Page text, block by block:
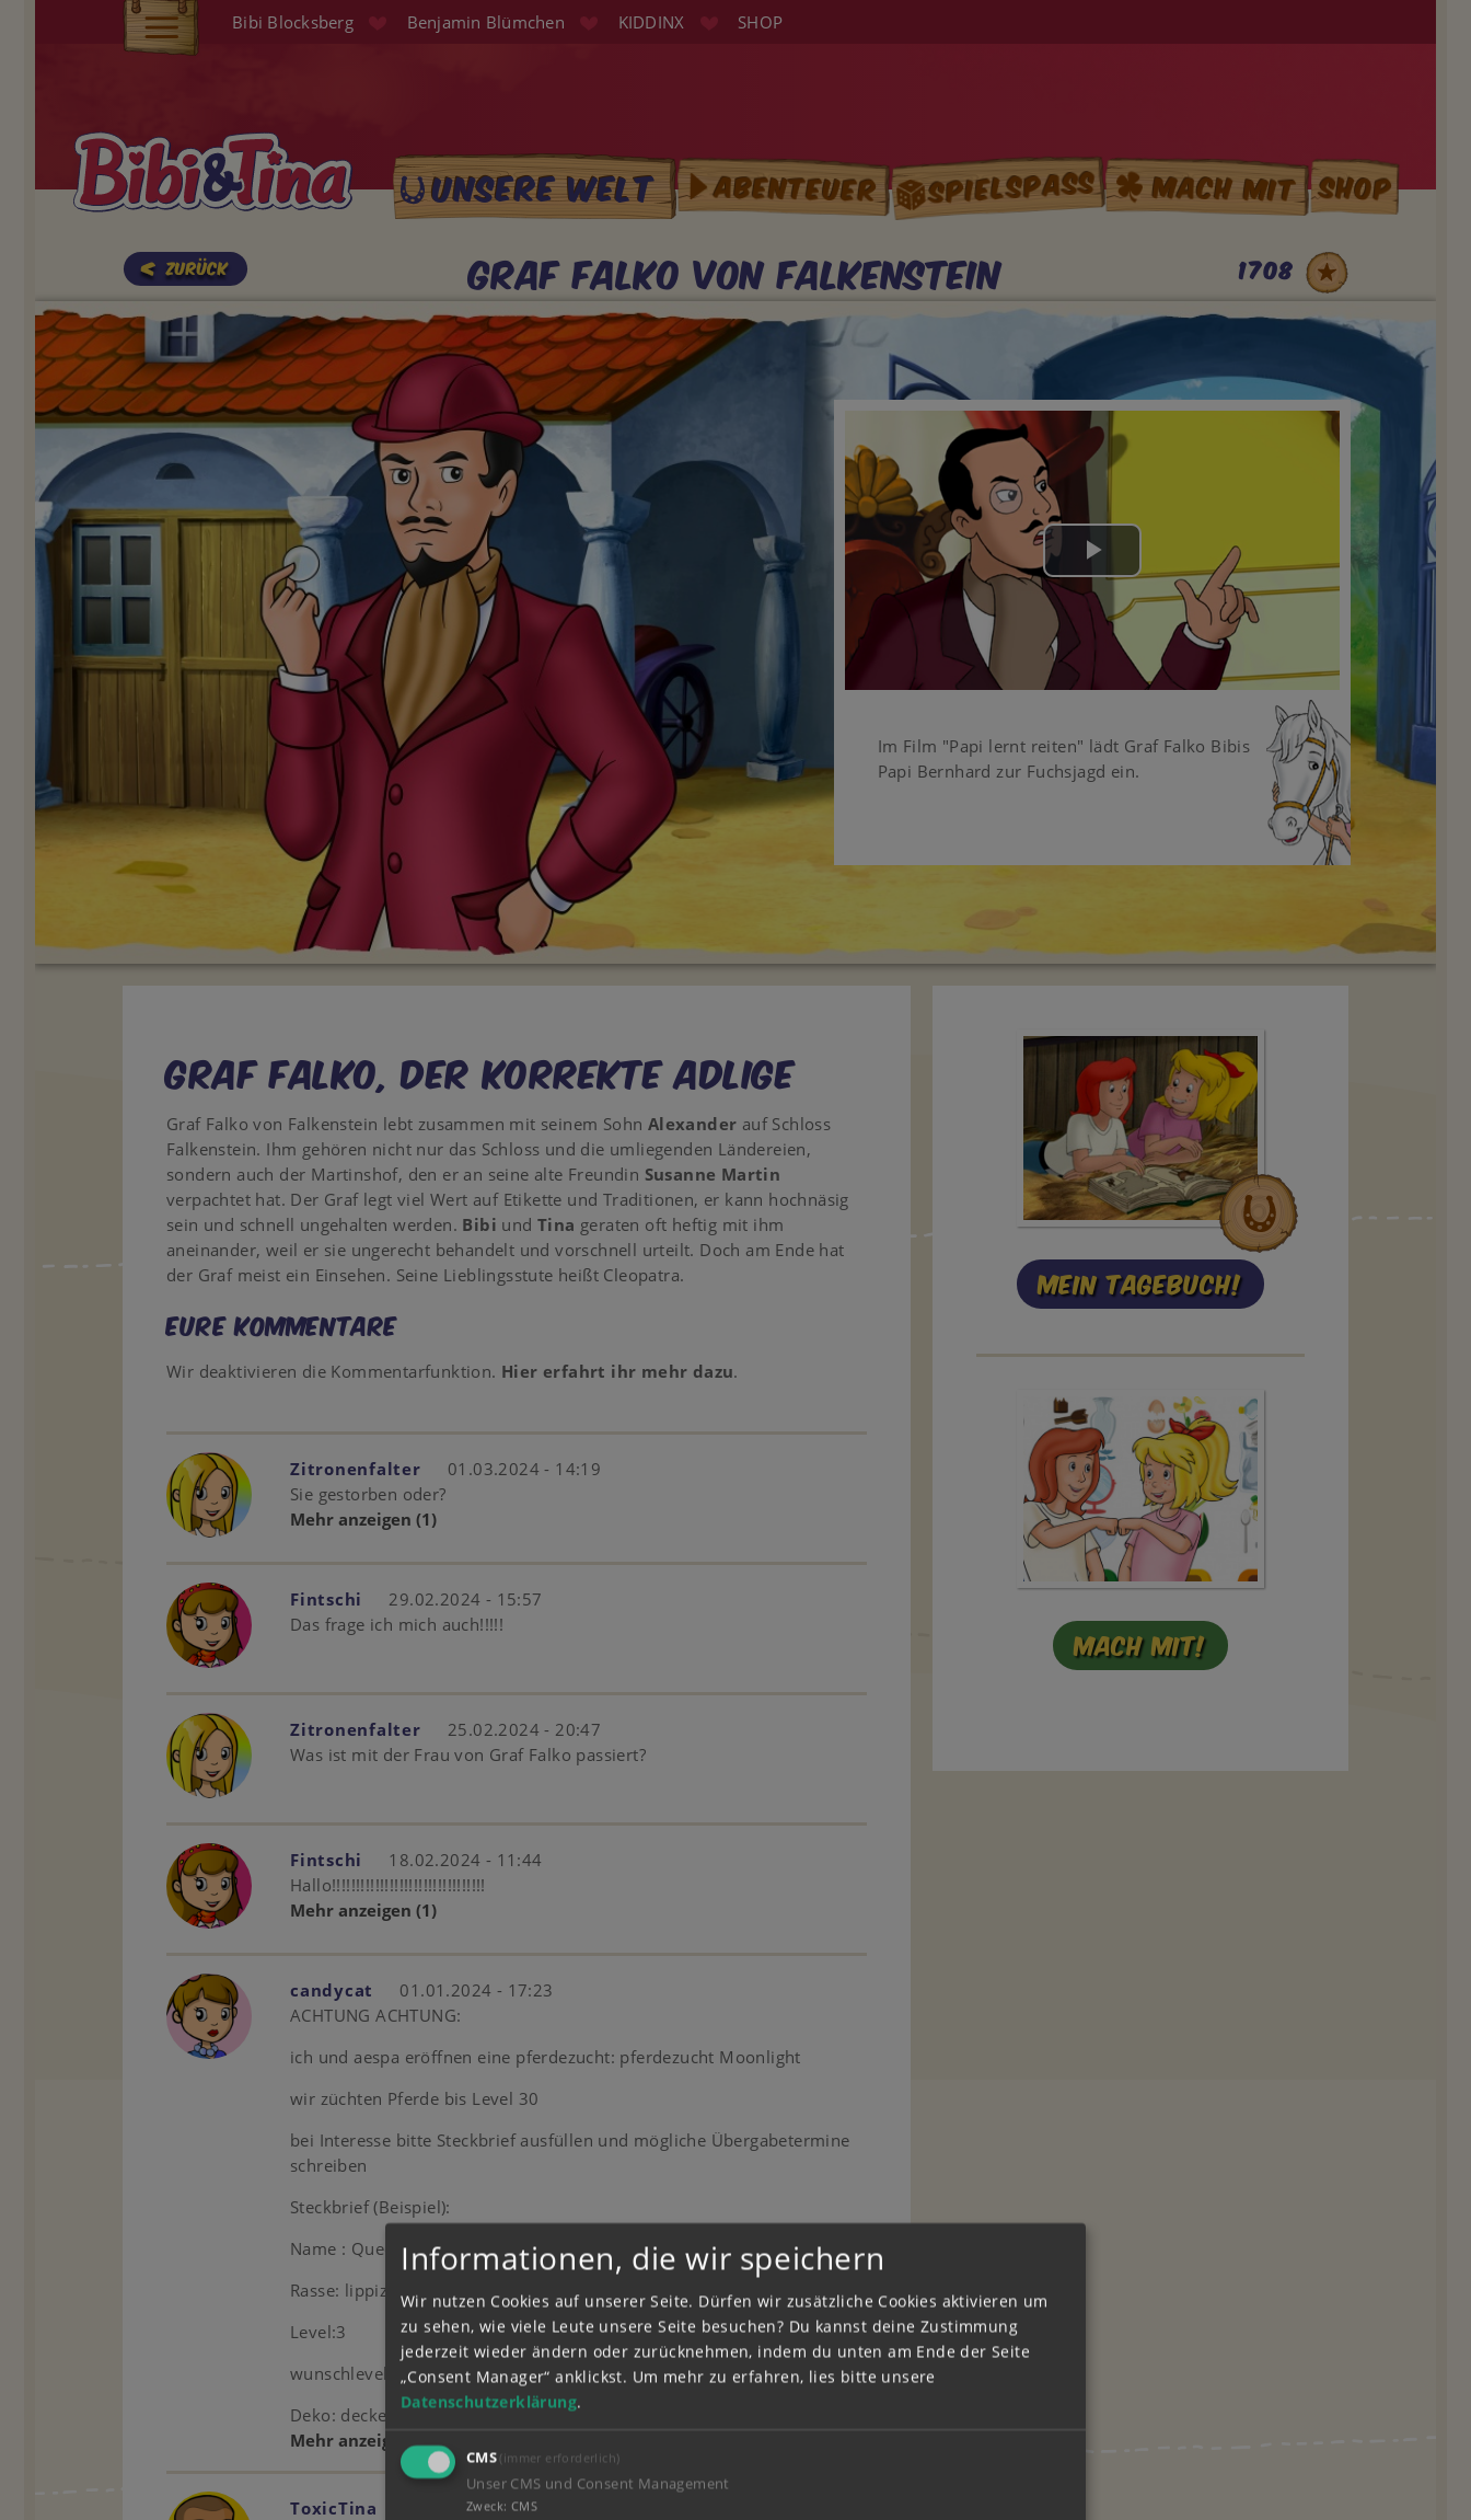
Elterninfo
Hörspiele
Audio (EN)
Bibi Blocksberg Benjamin Blümchen KIDDINX SHOP
Main
navigation
Unsere Welt Abenteuer Spielspass Mach mit Shop
Graf Falko von Falkenstein 1708
Play
Video
Im Film "Papi lernt reiten" lädt Graf Falko Bibis
Papi Bernhard zur Fuchsjagd ein.
Graf Falko, der korrekte Adlige
Graf Falko von Falkenstein lebt zusammen mit seinem Sohn Alexander auf Schloss
Falkenstein. Ihm gehören nicht nur das Schloss und die umliegenden Ländereien,
sondern auch der Martinshof, den er an seine alte Freundin Susanne Martin
verpachtet hat. Der Graf legt viel Wert auf Etikette und Traditionen, er kann hochnäsig
sein und schnell ungehalten werden. Bibi undTina geraten oft heftig mit ihm
aneinander, weil er sie ungerecht behandelt und vorschnell urteilt. Doch am Ende hat
der Graf meist ein Einsehen. Seine Lieblingsstute heißt Cleopatra.
Eure Kommentare
Wir deaktivieren die Kommentarfunktion. Hier erfahrt ihr mehr dazu.
Zitronenfalter
01.03.2024 - 14:19
Sie gestorben oder?
Mehr anzeigen (1)
Fintschi
29.02.2024 - 15:57
Das frage ich mich auch!!!!!
Zitronenfalter
25.02.2024 - 20:47
Was ist mit der Frau von Graf Falko passiert?
Fintschi
18.02.2024 - 11:44
Hallo!!!!!!!!!!!!!!!!!!!!!!!!!!!!!!!!
Mehr anzeigen (1)
candycat
01.01.2024 - 17:23
ACHTUNG ACHTUNG:
ich und aespa eröffnen eine pferdezucht: pferdezucht Moonlight
wir züchten Pferde bis Level 30
bei Interesse bitte Steckbrief ausfüllen und mögliche Übergabetermine
schreiben
Steckbrief (Beispiel):
Name : Queen
Rasse: lippizaner
Level:3
wunschlevel: 15
Deko: decke
Mehr anzeigen(1)
ToxicTina
22.09.2023 - 20:15
Mein Tagebuch!
Mach mit!
Informationen, die wir speichern
Wir nutzen Cookies auf unserer Seite. Dürfen wir zusätzliche Cookies aktivieren um
zu sehen, wie viele Leute unsere Seite besuchen? Du kannst deine Zustimmung
jederzeit wieder ändern oder zurücknehmen, indem du unten am Ende der Seite
„Consent Manager“ anklickst. Um mehr zu erfahren, lies bitte unsere
Datenschutzerklärung.
CMS (immer erforderlich)
Unser CMS und Consent Management
Zweck: CMS